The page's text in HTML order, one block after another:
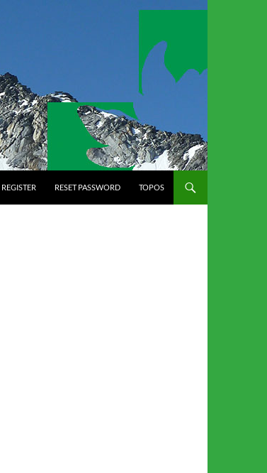
REGISTER RESET PASSWORD TOPOS